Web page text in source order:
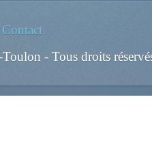
Contact
- Tous droits